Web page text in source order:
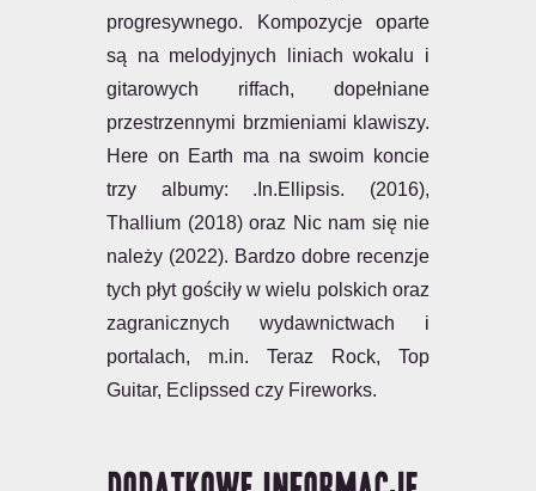
progresywnego. Kompozycje oparte
są na melodyjnych liniach wokalu i
gitarowych riffach, dopełniane
przestrzennymi brzmieniami klawiszy.
Here on Earth ma na swoim koncie
trzy albumy: .In.Ellipsis. (2016),
Thallium (2018) oraz Nic nam się nie
należy (2022). Bardzo dobre recenzje
tych płyt gościły w wielu polskich oraz
zagranicznych wydawnictwach i
portalach, m.in. Teraz Rock, Top
Guitar, Eclipssed czy Fireworks.